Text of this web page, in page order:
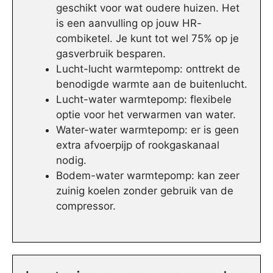
geschikt voor wat oudere huizen. Het
is een aanvulling op jouw HR-
combiketel. Je kunt tot wel 75% op je
gasverbruik besparen.
Lucht-lucht warmtepomp: onttrekt de
benodigde warmte aan de buitenlucht.
Lucht-water warmtepomp: flexibele
optie voor het verwarmen van water.
Water-water warmtepomp: er is geen
extra afvoerpijp of rookgaskanaal
nodig.
Bodem-water warmtepomp: kan zeer
zuinig koelen zonder gebruik van de
compressor.